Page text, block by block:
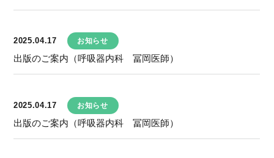
2025.04.17 お知らせ
出版のご案内（呼吸器内科 冨岡医師）
2025.04.17 お知らせ
出版のご案内（呼吸器内科 冨岡医師）